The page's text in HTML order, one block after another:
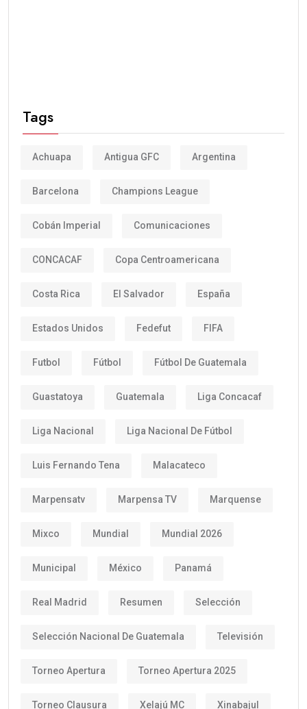
Tags
Achuapa Antigua GFC Argentina
Barcelona Champions League
Cobán Imperial Comunicaciones
CONCACAF Copa Centroamericana
Costa Rica El Salvador España
Estados Unidos Fedefut FIFA
Futbol Fútbol Fútbol De Guatemala
Guastatoya Guatemala Liga Concacaf
Liga Nacional Liga Nacional De Fútbol
Luis Fernando Tena Malacateco
Marpensatv Marpensa TV Marquense
Mixco Mundial Mundial 2026
Municipal México Panamá
Real Madrid Resumen Selección
Selección Nacional De Guatemala Televisión
Torneo Apertura Torneo Apertura 2025
Torneo Clausura Xelajú MC Xinabajul